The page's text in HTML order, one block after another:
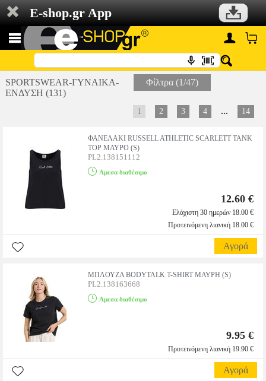
E-shop.gr App
SPORTSWEAR-ΓΥΝΑΙΚΑ-
ΕΝΔΥΣΗ (131)
Φίλτρα (1/47)
1 2 3 4 ... 14
ΦΑΝΕΛΑΚΙ RUSSELL ATHLETIC SCARLETT TANK
TOP ΜΑΥΡΟ (S)
PL2.138151112
Αμεσα διαθέσιμο
12.60 €
Ελάχιστη 30 ημερών 18.00 €
Προτεινόμενη λιανική 18.00 €
Αγορά
ΜΠΛΟΥΖΑ BODYTALK T-SHIRT ΜΑΥΡΗ (S)
PL2.138163668
Αμεσα διαθέσιμο
9.95 €
Προτεινόμενη λιανική 19.90 €
Αγορά